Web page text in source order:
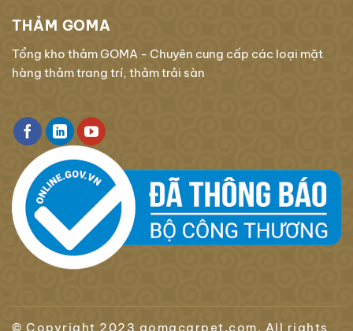
THẢM GOMA
Tổng kho thảm GOMA - Chuyên cung cấp các loại mặt
hàng thảm trang trí, thảm trải sàn
© Copyright 2023 gomacarpet.com. All rights